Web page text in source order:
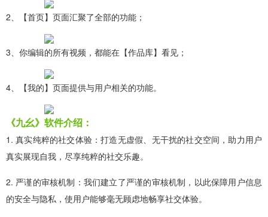
2、【首页】页面汇聚了全部的功能；
3、你编辑的所有视频，都能在【作品库】看见；
4、【我的】页面提供与用户相关的功能。
《九幺》软件介绍：
1. 真实纯粹的社交体验：打造无虚假、无干扰的社交空间，助力用户
真实展现自我，尽享纯粹的社交乐趣。
2. 严谨的审核机制：我们建立了严谨的审核机制，以此保障用户信息
的安全与隐私，使用户能够毫无顾虑地畅享社交体验。